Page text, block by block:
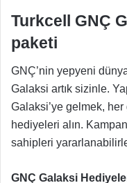
Turkcell GNÇ
paketi
GNÇ’nin yepyeni
Galaksi artık sizinle.
Galaksi’ye gelmek, her
hediyeleri alın.
sahipleri
GNÇ Galaksi